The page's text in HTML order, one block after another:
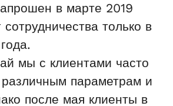
в марте 2019
сотрудничества только в
мы с клиентами часто
параметрам и
после мая клиенты в